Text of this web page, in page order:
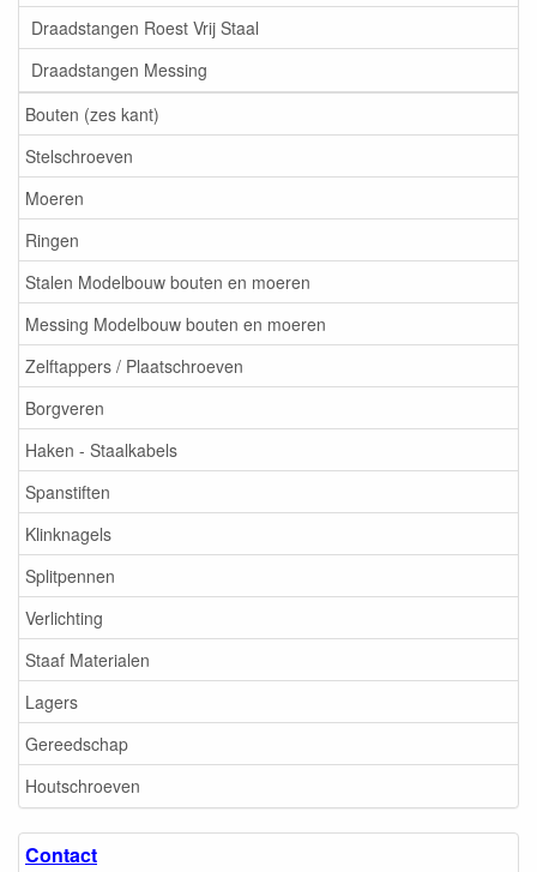
Draadstangen Roest Vrij Staal
Draadstangen Messing
Bouten (zes kant)
Stelschroeven
Moeren
Ringen
Stalen Modelbouw bouten en moeren
Messing Modelbouw bouten en moeren
Zelftappers / Plaatschroeven
Borgveren
Haken - Staalkabels
Spanstiften
Klinknagels
Splitpennen
Verlichting
Staaf Materialen
Lagers
Gereedschap
Houtschroeven
Contact